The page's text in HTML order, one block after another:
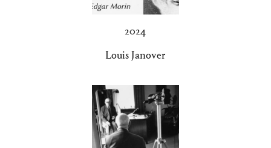
2024
Louis Janover